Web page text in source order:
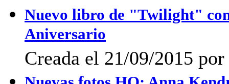
Nuevo libro de "Twilight"
Aniversario
Creada el 21/09/2015